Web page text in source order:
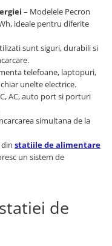
– Modelele Pecron
ideale pentru diferite
sunt siguri, durabili si
telefoane, laptopuri,
unelte electrice.
AC, auto port si porturi
simultana de la
statiile de alimentare
un sistem de
de